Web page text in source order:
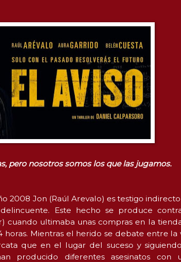
pero nosotros somos los que las jugamos.
2008 Jon (Raúl Arevalo) es testigo
Este hecho se produce
cuando ultimaba unas compras en la
horas. Mientras el herido se debate entre la
que en el lugar del suceso y
producido diferentes asesinatos con